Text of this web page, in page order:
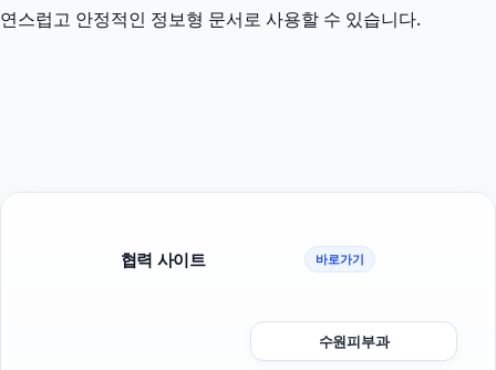
연스럽고 안정적인 정보형 문서로 사용할 수 있습니다.
협력 사이트 바로가기
수원피부과